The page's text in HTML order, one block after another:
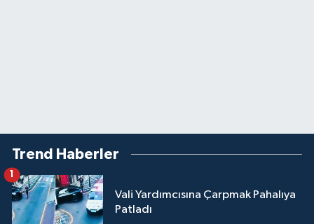
Trend Haberler
Vali Yardımcısına Çarpmak Pahalıya
Patladı